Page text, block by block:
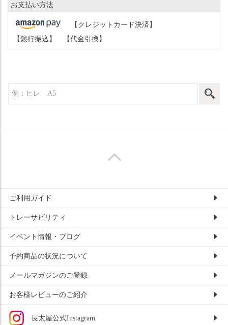
お支払い方法
【クレジットカード決済】
【銀行振込】
【代金引換】
ご利用ガイド
トレーサビリティ
イベント情報・ブログ
予約商品の状況について
メールマガジンのご登録
お客様レビューのご紹介
長太屋公式Instagram